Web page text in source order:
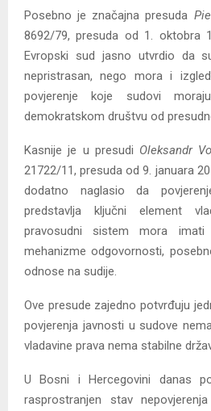
Posebno je značajna presuda
8692/79, presuda od 1. oktobra
Evropski sud jasno utvrdio da
nepristrasan, nego mora i
povjerenje koje sudovi
demokratskom društvu od
Kasnije je u presudi Oleksandr
21722/11, presuda od 9. januara
dodatno naglasio da
predstavlja ključni element
pravosudni sistem mora
mehanizme odgovornosti,
odnose na sudije.
Ove presude zajedno potvrđuju
povjerenja javnosti u sudove
vladavine prava nema stabilne
U Bosni i Hercegovini danas
rasprostranjen stav